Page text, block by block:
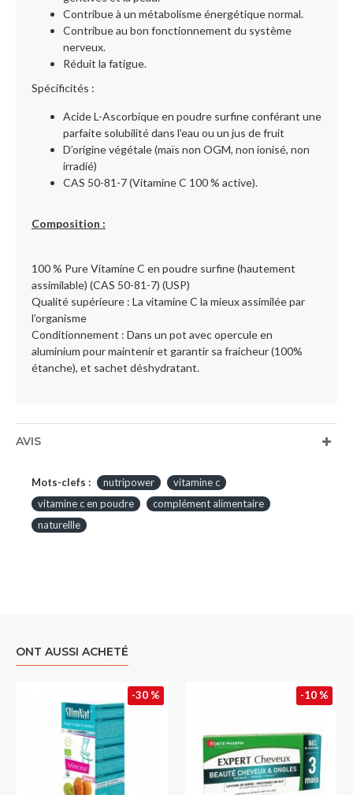
Contribue à un métabolisme énergétique normal.
Contribue au bon fonctionnement du système
nerveux.
Réduit la fatigue.
Spécificités :
Acide L-Ascorbique en poudre surfine conférant une
parfaite solubilité dans l’eau ou un jus de fruit
D’origine végétale (maïs non OGM, non ionisé, non
irradié)
CAS 50-81-7 (Vitamine C 100 % active).
Composition :
100 % Pure Vitamine C en poudre surfine (hautement
assimilable) (CAS 50-81-7) (USP)
Qualité supérieure : La vitamine C la mieux assimilée par
l’organisme
Conditionnement : Dans un pot avec opercule en
aluminium pour maintenir et garantir sa fraicheur (100%
étanche), et sachet déshydratant.
AVIS
Mots-clefs : nutripower
vitamine c
vitamine c en poudre
complément alimentaire
naturellle
ONT AUSSI ACHETÉ
-30 % -10 %